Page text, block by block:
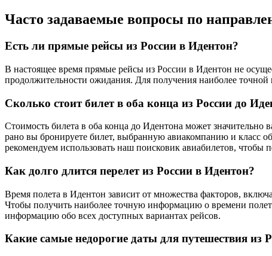
Часто задаваемые вопросы по
Есть ли прямые рейсы из России в Идентон?
В настоящее время прямые рейсы из России в Идентон не
продолжительности ожидания. Для получения наиболее
Сколько стоит билет в оба конца из России до
Стоимость билета в оба конца до Идентона может значительно
рано вы бронируете билет, выбранную авиакомпанию и класс
рекомендуем использовать наш поисковик авиабилетов,
Как долго длится перелет из России в Идентон?
Время полета в Идентон зависит от множества факторов,
Чтобы получить наиболее точную информацию о времени
информацию обо всех доступных вариантах рейсов.
Какие самые недорогие даты для путешествия из